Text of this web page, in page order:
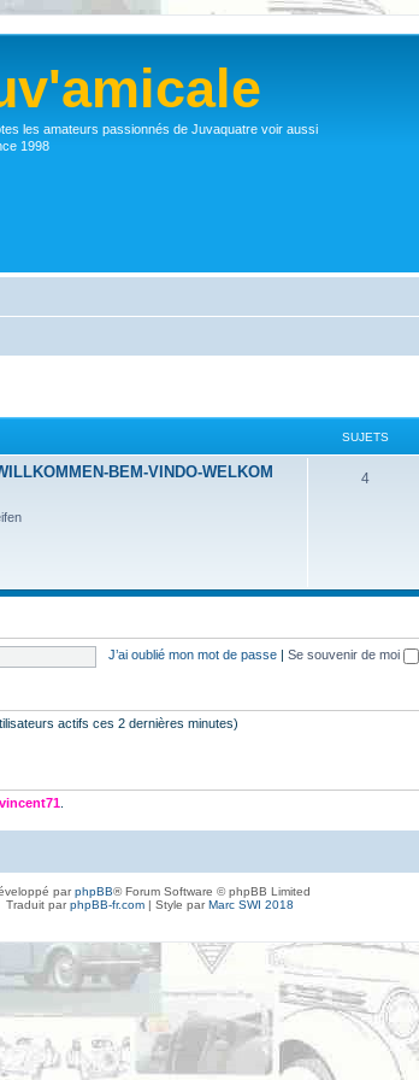
les amateurs passionnés de Juvaquatre voir aussi
1998
SUJETS
BEM-VINDO-WELKOM 4
J’ai oublié mon mot de passe Se souvenir de moi
actifs ces 2 dernières minutes)
vincent71
parphpBB® Forum Software © phpBB Limited
Traduit parphpBB-fr.com| Style parMarc SWI 2018